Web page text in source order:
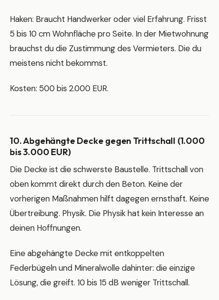
Haken: Braucht Handwerker oder viel Erfahrung. Frisst
5 bis 10 cm Wohnfläche pro Seite. In der Mietwohnung
brauchst du die Zustimmung des Vermieters. Die du
meistens nicht bekommst.
Kosten: 500 bis 2.000 EUR.
10. Abgehängte Decke gegen Trittschall (1.000
bis 3.000 EUR)
Die Decke ist die schwerste Baustelle. Trittschall von
oben kommt direkt durch den Beton. Keine der
vorherigen Maßnahmen hilft dagegen ernsthaft. Keine
Übertreibung. Physik. Die Physik hat kein Interesse an
deinen Hoffnungen.
Eine abgehängte Decke mit entkoppelten
Federbügeln und Mineralwolle dahinter: die einzige
Lösung, die greift. 10 bis 15 dB weniger Trittschall.